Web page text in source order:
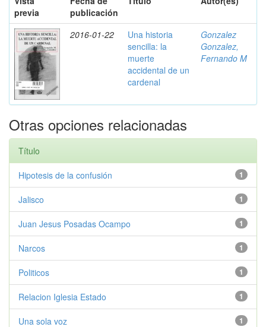
previa
publicación
2016-01-22
Una historia
sencilla: la
muerte
accidental de un
cardenal
Gonzalez
Gonzalez,
Fernando M
Otras opciones relacionadas
Título
1
Hipotesis de la confusión
1
Jalisco
1
Juan Jesus Posadas Ocampo
1
Narcos
1
Politicos
1
Relacion Iglesia Estado
1
Una sola voz